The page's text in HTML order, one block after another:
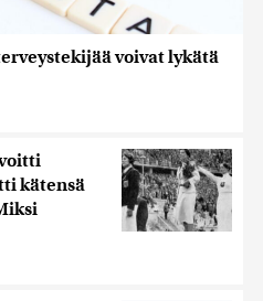
voivat lykätä
kätensä